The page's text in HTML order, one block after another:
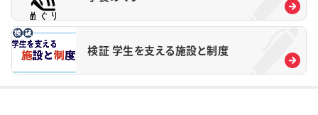
検証 学生を支える施設と制度